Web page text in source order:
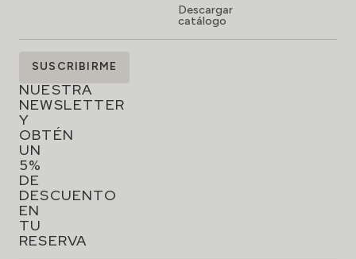
Descargar
catálogo
SUSCRÍBETE
NUESTRA
NEWSLETTER
Y
OBTÉN
UN
5%
DE
DESCUENTO
EN
TU
RESERVA
SUSCRIBIRME